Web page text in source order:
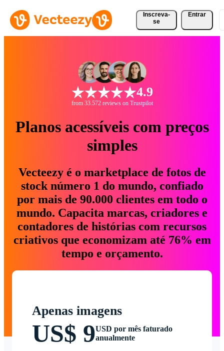
Inscreva-
se
Entrar
4.9
from 33.572 reviews on Trustpilot
Planos acessíveis com preços
simples
Vecteezy é o marketplace de fotos de
stock número 1 do mundo, confiado
por mais de 90.000 clientes em todo o
mundo. Capacita marcas, criadores e
contadores de histórias com recursos
criativos que economizam até 76% em
tempo e orçamento.
Apenas imagens
US$ 9USD por mês faturado
anualmente